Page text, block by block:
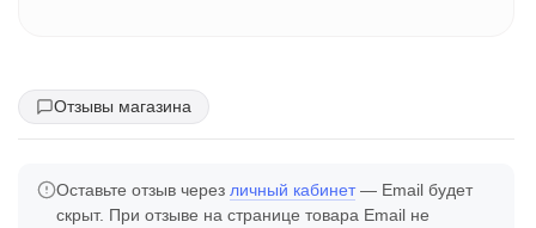
Отзывы магазина
Оставьте отзыв через личный кабинет— Email будет
скрыт. При отзыве на странице товара Email не